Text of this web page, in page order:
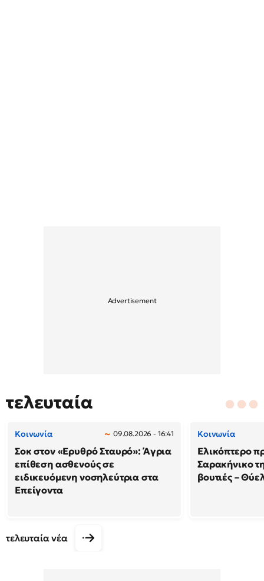
τελευταία
Κοινωνία 09.08.2026 - 16:41
Σοκ στον «Ερυθρό Σταυρό»: Άγρια
επίθεση ασθενούς σε
ειδικευόμενη νοσηλεύτρια στα
Επείγοντα
Κοινωνία
Ελικόπτερο
Σαρακήνικο
βουτιές –
τελευταία νέα